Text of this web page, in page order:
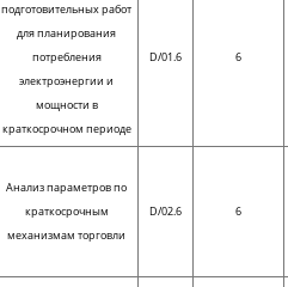
подготовительных работ
для планирования
потребления
электроэнергии и
мощности в
краткосрочном периоде
D/01.6 6
Анализ параметров по
краткосрочным
механизмам торговли
D/02.6 6